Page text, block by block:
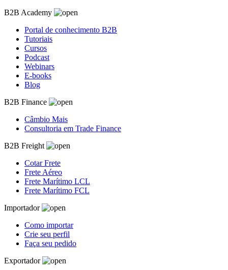
B2B Academy
Portal de conhecimento B2B
Tutoriais
Cursos
Podcast
Webinars
E-books
Blog
B2B Finance
Câmbio Mais
Consultoria em Trade Finance
B2B Freight
Cotar Frete
Frete Aéreo
Frete Marítimo LCL
Frete Marítimo FCL
Importador
Como importar
Crie seu perfil
Faça seu pedido
Exportador